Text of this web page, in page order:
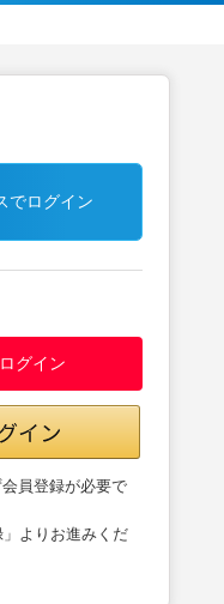
でログイン
グイン
員登録が必要で
よりお進みくだ